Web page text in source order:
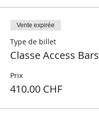
Vente expirée
Type de billet
Classe Access Bars
Prix
410.00 CHF